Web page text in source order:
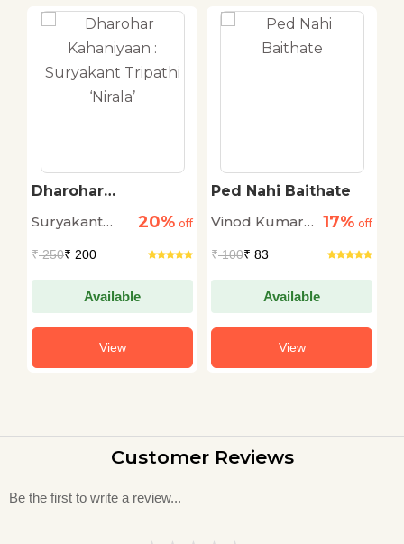
Dharohar
Suryakant Tripathi
Suryakant
20% off
₹250₹ 200
Available
View
Ped Nahi Baithate
Vinod Kumar
17% off
₹100₹ 83
Available
View
Customer Reviews
Be the first to write a review...